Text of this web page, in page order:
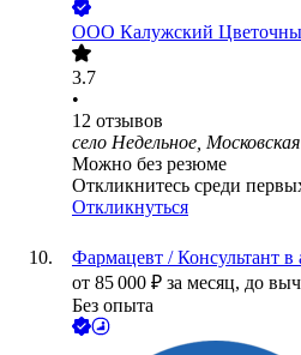
ООО Калужский
3.7
•
12 отзывов
село Недельное,
Можно без резюме
Откликнитесь среди
Откликнуться
Фармацевт / Консультант в
от 85 000 ₽ за месяц, до
Без опыта